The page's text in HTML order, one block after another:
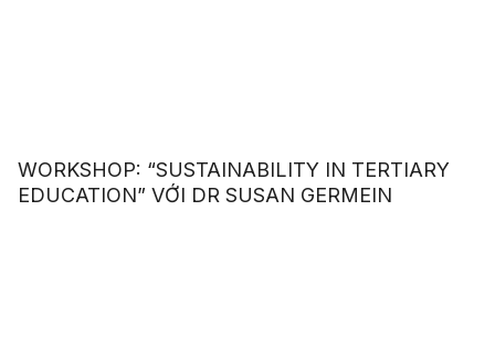
WORKSHOP: “SUSTAINABILITY IN TERTIARY
EDUCATION” VỚI DR SUSAN GERMEIN